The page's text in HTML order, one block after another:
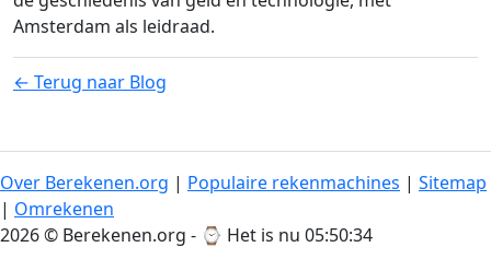
Amsterdam als leidraad.
← Terug naar Blog
Over Berekenen.org | Populaire rekenmachines | Sitemap
| Omrekenen
2026 © Berekenen.org - ⌚ Het is nu 05:50:35